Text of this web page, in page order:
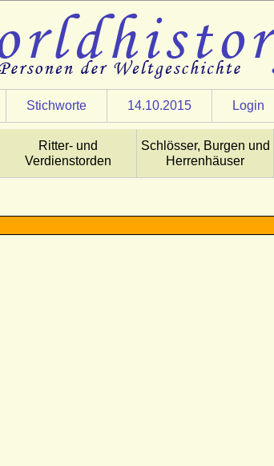
Stichworte 14.10.2015 Login
Ritter- und
Verdienstorden
Schlösser, Burgen und
Herrenhäuser